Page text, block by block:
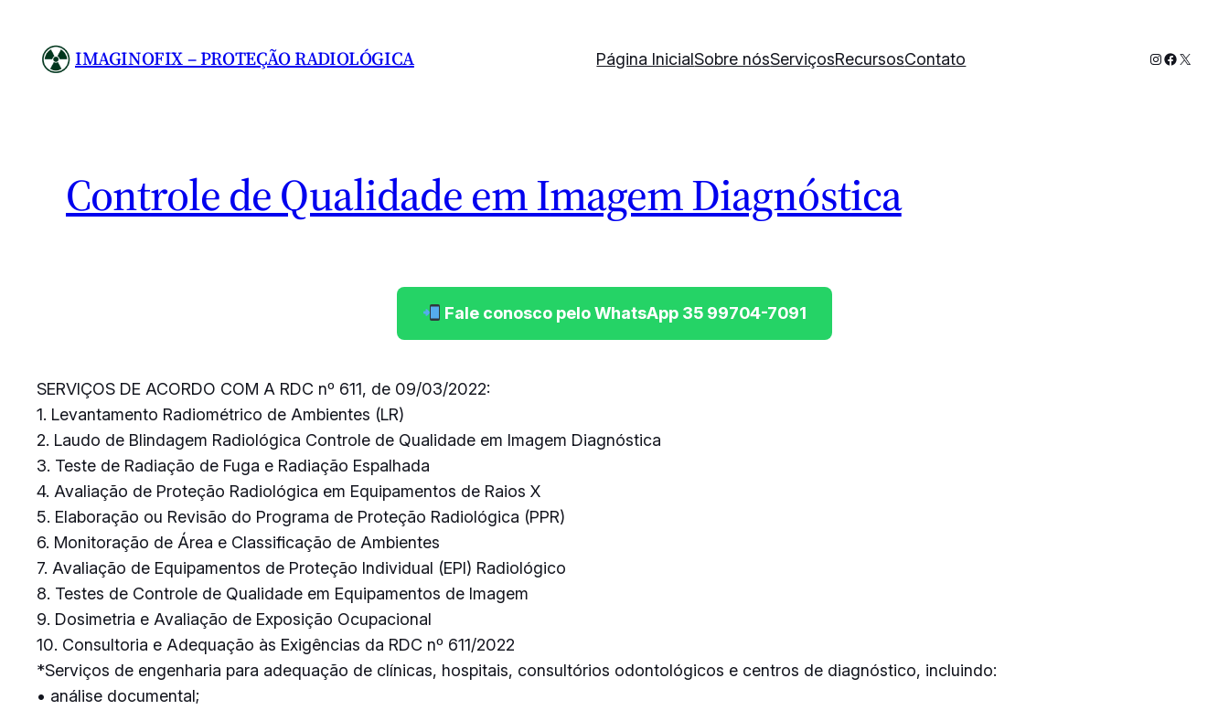
IMAGINOFIX – PROTEÇÃO RADIOLÓGICA Página InicialSobre nósServiçosRecursosContato Instagram
X
Controle de Qualidade em Imagem Diagnóstica
Fale conosco pelo WhatsApp 35 99704-7091
SERVIÇOS DE ACORDO COM A RDC nº 611, de 09/03/2022:
1. Levantamento Radiométrico de Ambientes (LR)
2. Laudo de Blindagem Radiológica Controle de Qualidade em Imagem Diagnóstica
3. Teste de Radiação de Fuga e Radiação Espalhada
4. Avaliação de Proteção Radiológica em Equipamentos de Raios X
5. Elaboração ou Revisão do Programa de Proteção Radiológica (PPR)
6. Monitoração de Área e Classificação de Ambientes
7. Avaliação de Equipamentos de Proteção Individual (EPI) Radiológico
8. Testes de Controle de Qualidade em Equipamentos de Imagem
9. Dosimetria e Avaliação de Exposição Ocupacional
10. Consultoria e Adequação às Exigências da RDC nº 611/2022
*Serviços de engenharia para adequação de clínicas, hospitais, consultórios odontológicos e centros de diagnóstico, incluindo:
• análise documental;